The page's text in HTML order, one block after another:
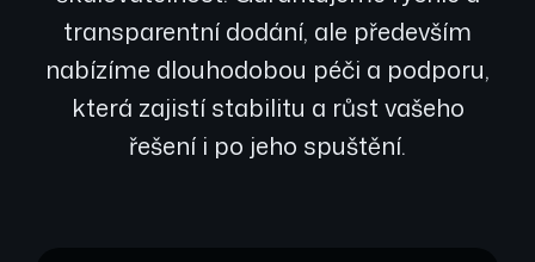
transparentní dodání, ale především
nabízíme dlouhodobou péči a podporu,
která zajistí stabilitu a růst vašeho
řešení i po jeho spuštění.